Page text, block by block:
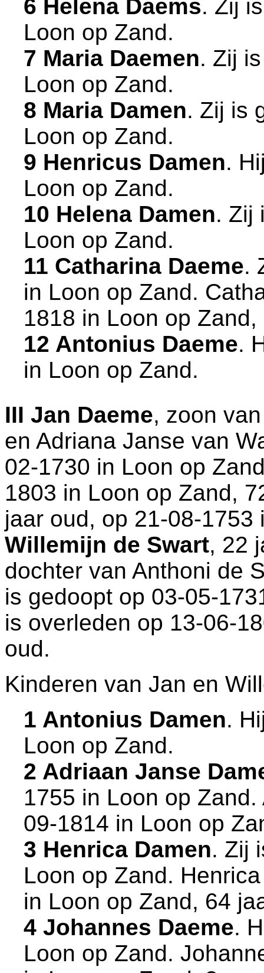
6 Helena Daems. Zij
Loon op Zand.
7 Maria Daemen. Zij
Loon op Zand.
8 Maria Damen. Zij is
Loon op Zand.
9 Henricus Damen.
Loon op Zand.
10 Helena Damen. Zij
Loon op Zand.
11 Catharina Daeme.
in Loon op Zand.
1818 in Loon op Zand,
12 Antonius Daeme.
in Loon op Zand.
III Jan Daeme, zoon
en Adriana Janse van
02-1730 in Loon op
1803 in Loon op Zand,
jaar oud, op 21-08-
Willemijn de Swart, 22
dochter van Anthoni de
is gedoopt op 03-05-
is overleden op 13-06-
oud.
Kinderen van Jan en
1 Antonius Damen.
Loon op Zand.
2 Adriaan Janse
1755 in Loon op Zand.
09-1814 in Loon op
3 Henrica Damen. Zij
Loon op Zand.
in Loon op Zand, 64
4 Johannes Daeme.
Loon op Zand.